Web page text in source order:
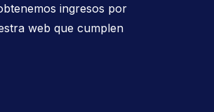
ingresos por
web que cumplen